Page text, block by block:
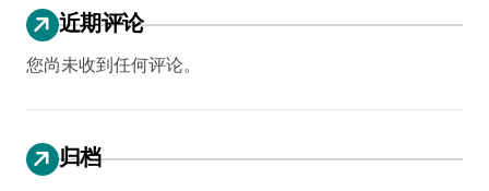
近期评论
您尚未收到任何评论。
归档